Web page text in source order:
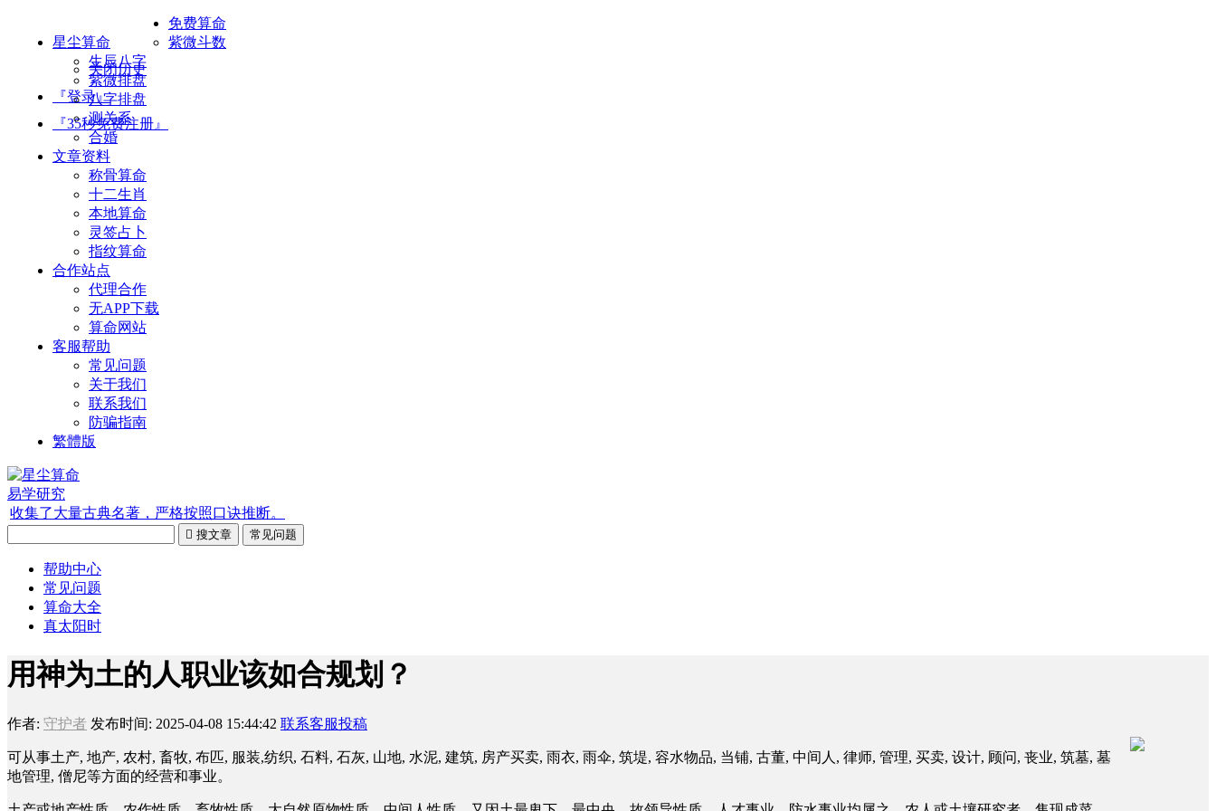
星尘算命
关闭历史
『登录』
『35秒免费注册』
免费算命
紫微斗数
生辰八字
紫微排盘
八字排盘
测关系
合婚
文章资料
称骨算命
十二生肖
本地算命
灵签占卜
指纹算命
合作站点
代理合作
无APP下载
算命网站
客服帮助
常见问题
关于我们
联系我们
防骗指南
繁體版
易学研究
收集了大量古典名著，严格按照口诀推断。
 搜文章 常见问题
帮助中心
常见问题
算命大全
真太阳时
用神为土的人职业该如合规划？
作者: 守护者 发布时间: 2025-04-08 15:44:42 联系客服投稿
可从事土产, 地产, 农村, 畜牧, 布匹, 服装,纺织, 石料, 石灰, 山地, 水泥, 建筑, 房产买卖, 雨衣, 雨伞, 筑堤, 容水物品, 当铺, 古董, 中间人, 律师, 管理, 买卖, 设计, 顾问, 丧业, 筑墓, 墓
地管理, 僧尼等方面的经营和事业。